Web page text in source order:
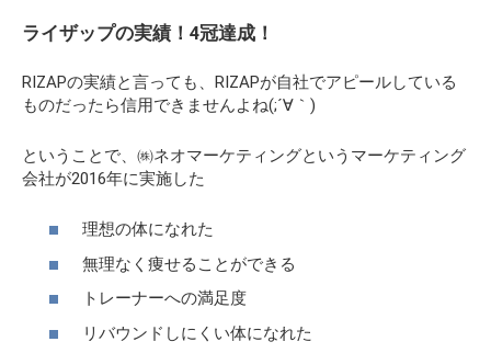
ライザップの実績！4冠達成！
RIZAPの実績と言っても、RIZAPが自社でアピールしている
ものだったら信用できませんよね(;´∀｀)
ということで、㈱ネオマーケティングというマーケティング
会社が2016年に実施した
理想の体になれた
無理なく痩せることができる
トレーナーへの満足度
リバウンドしにくい体になれた